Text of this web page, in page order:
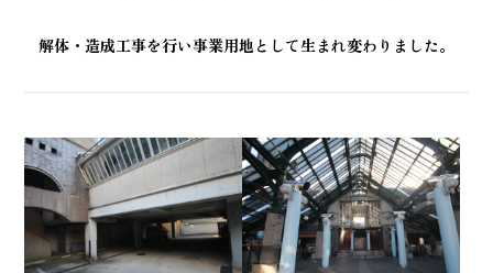
解体・造成工事を行い事業用地として生まれ変わりました。